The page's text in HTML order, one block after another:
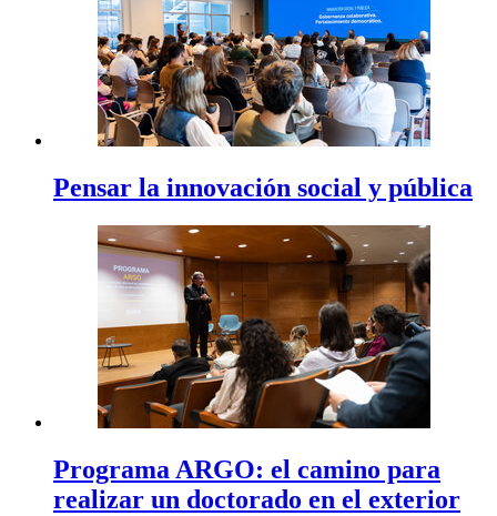
Pensar la innovación social y pública
Programa ARGO: el camino para
realizar un doctorado en el exterior